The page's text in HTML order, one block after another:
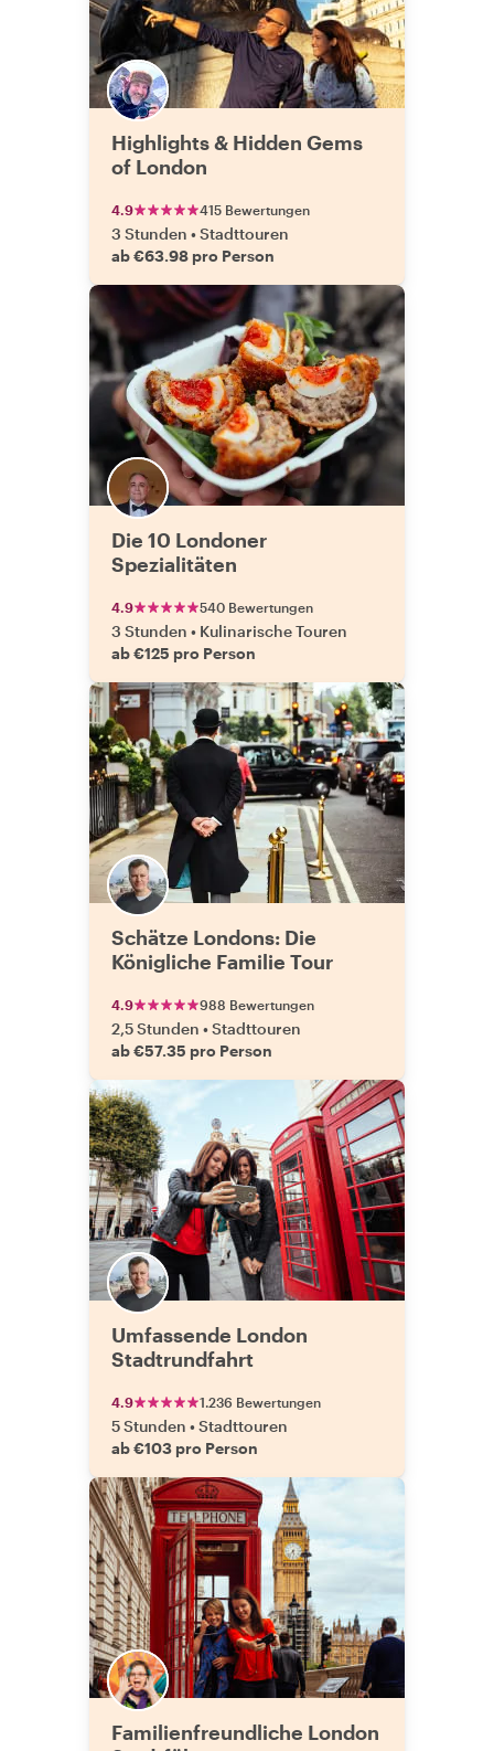
Highlights & Hidden Gems
of London
4.9 415 Bewertungen
3 Stunden •Stadttouren
ab €63.98 pro Person
Die 10 Londoner
Spezialitäten
4.9 540 Bewertungen
3 Stunden • Kulinarische Touren
ab €125 pro Person
Schätze Londons: Die
Königliche Familie Tour
4.9 988 Bewertungen
2,5 Stunden •Stadttouren
ab €57.35 pro Person
Umfassende London
Stadtrundfahrt
4.9 1.236 Bewertungen
5 Stunden •Stadttouren
ab €103 pro Person
Familienfreundliche London